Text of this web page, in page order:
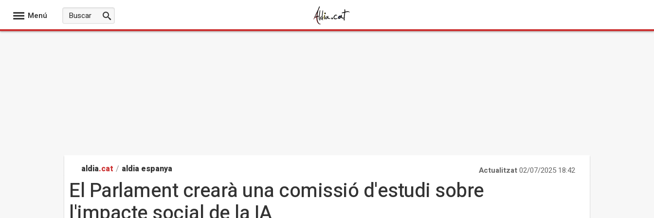
Menú
aldia.cat / aldia espanya Actualitzat02/07/2025 18:42
El Parlament crearà una comissió d'estudi sobre